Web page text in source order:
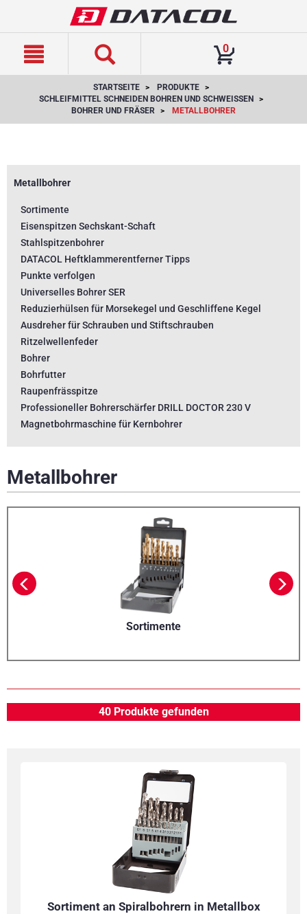
0
STARTSEITE
PRODUKTE
SCHLEIFMITTEL SCHNEIDEN BOHREN UND SCHWEISSEN
BOHRER UND FRÄSER
METALLBOHRER
Metallbohrer
Sortimente
Eisenspitzen Sechskant-Schaft
Stahlspitzenbohrer
DATACOL Heftklammerentferner Tipps
Punkte verfolgen
Universelles Bohrer SER
Reduzierhülsen für Morsekegel und Geschliffene Kegel
Ausdreher für Schrauben und Stiftschrauben
Ritzelwellenfeder
Bohrer
Bohrfutter
Raupenfrässpitze
Professioneller Bohrerschärfer DRILL DOCTOR 230 V
Magnetbohrmaschine für Kernbohrer
Metallbohrer
Sortimente
40 Produkte gefunden
Sortiment an Spiralbohrern in Metallbox